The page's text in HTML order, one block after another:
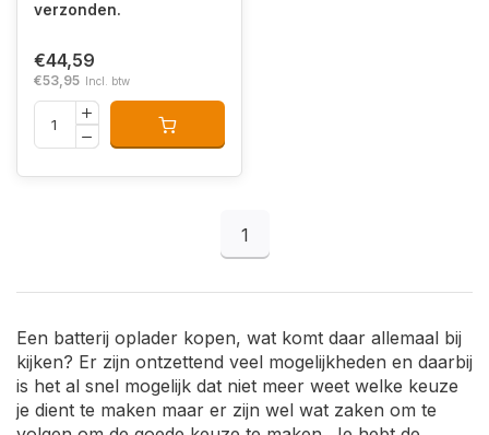
verzonden.
€44,59
€53,95 Incl. btw
1
Een batterij oplader kopen, wat komt daar allemaal bij
kijken? Er zijn ontzettend veel mogelijkheden en daarbij
is het al snel mogelijk dat niet meer weet welke keuze
je dient te maken maar er zijn wel wat zaken om te